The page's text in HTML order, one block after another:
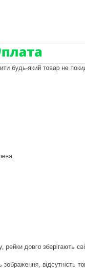
будь-який товар не
довго зберігають
відсутність